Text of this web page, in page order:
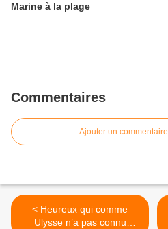
Marine à la plage
Commentaires
Ajouter un commentaire
< Heureux qui comme
Ulysse n’a pas connu